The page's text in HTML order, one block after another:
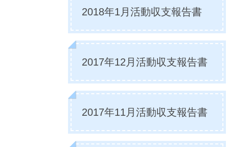
2018年1月活動収支報告書
2017年12月活動収支報告書
2017年11月活動収支報告書